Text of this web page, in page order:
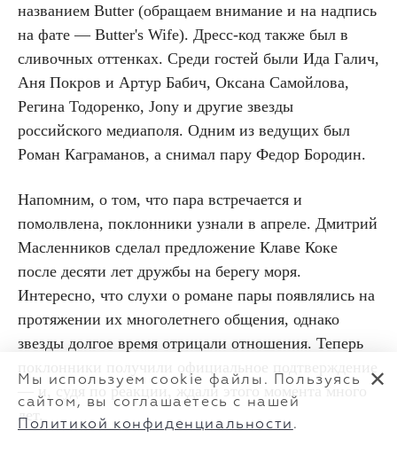
названием Butter (обращаем внимание и на надпись
на фате — Butter's Wife). Дресс-код также был в
сливочных оттенках. Среди гостей были Ида Галич,
Аня Покров и Артур Бабич, Оксана Самойлова,
Регина Тодоренко, Jony и другие звезды
российского медиаполя. Одним из ведущих был
Роман Каграманов, а снимал пару Федор Бородин.
Напомним, о том, что пара встречается и
помолвлена, поклонники узнали в апреле. Дмитрий
Масленников сделал предложение Клаве Коке
после десяти лет дружбы на берегу моря.
Интересно, что слухи о романе пары появлялись на
протяжении их многолетнего общения, однако
звезды долгое время отрицали отношения. Теперь
— и, судя по реакции, ждали этого момента много
лет.
Мы используем cookie файлы. Пользуясь
сайтом, вы соглашаетесь с нашей
Политикой конфиденциальности .
✕